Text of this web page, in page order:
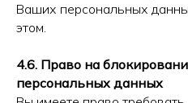
Ваших персональных
этом.
4.6. Право на
персональных данных